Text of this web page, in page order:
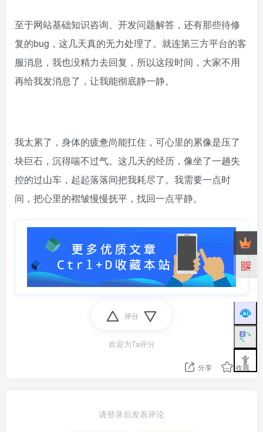
至于网站基础知识咨询、开发问题解答，还有那些待修
复的bug，这几天真的无力处理了。就连第三方平台的客
服消息，我也没精力去回复，所以这段时间，大家不用
再给我发消息了，让我能彻底静一静。
我太累了，身体的疲惫尚能扛住，可心里的累像是压了
块巨石，沉得喘不过气。这几天的经历，像坐了一趟失
控的过山车，起起落落间把我耗尽了。我需要一点时
间，把心里的褶皱慢慢抚平，找回一点平静。
评分
欢迎为Ta评分
分享 收藏
请登录后发表评论